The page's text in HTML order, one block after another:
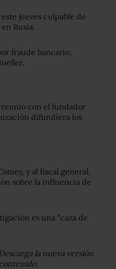
jueves culpable de
Rusia.
fraude bancario,
reunió con el fundador
difundiera los
y al fiscal general,
sobre la influencia de
es una "caza de
la nueva versión